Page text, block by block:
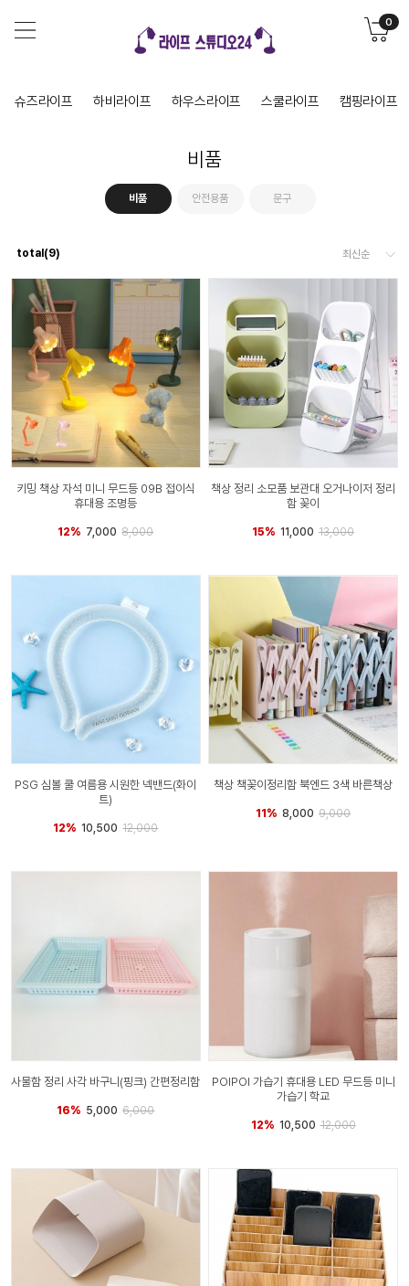
0
슈즈라이프 하비라이프 하우스라이프 스쿨라이프 캠핑라이프
비품
비품 안전용품 문구
total(9)
키밍 책상 자석 미니 무드등 09B 접이식
휴대용 조명등
12% 7,000 8,000
책상 정리 소모품 보관대 오거나이저 정리
함 꽂이
15% 11,000 13,000
PSG 심볼 쿨 여름용 시원한 넥밴드(화이
트)
12% 10,500 12,000
책상 책꽂이정리함 북엔드 3색 바른책상
11% 8,000 9,000
사물함 정리 사각 바구니(핑크) 간편정리함
16% 5,000 6,000
POIPOI 가습기 휴대용 LED 무드등 미니
가습기 학교
12% 10,500 12,000